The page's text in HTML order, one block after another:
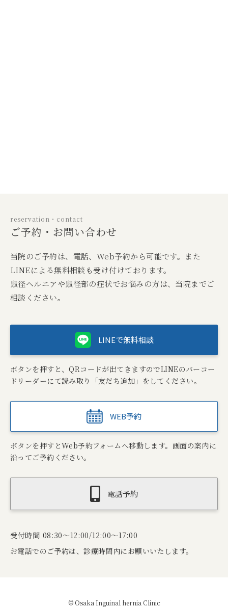
reservation・contact
ご予約・お問い合わせ
当院のご予約は、電話、Web予約から可能です。また
LINEによる無料相談も受け付けております。
鼠径ヘルニアや鼠径部の症状でお悩みの方は、当院までご
相談ください。
電話予約
受付時間 08:30～12:00/12:00～17:00
お電話でのご予約は、診療時間内にお願いいたします。
WEB予約
ボタンを押すとWeb予約フォームへ移動します。画面の案内に
沿ってご予約ください。
LINEで無料相談
ボタンを押すと、QRコードが出てきますのでLINEのバーコー
ドリーダーにて読み取り「友だち追加」をしてください。
© Osaka Inguinal hernia Clinic